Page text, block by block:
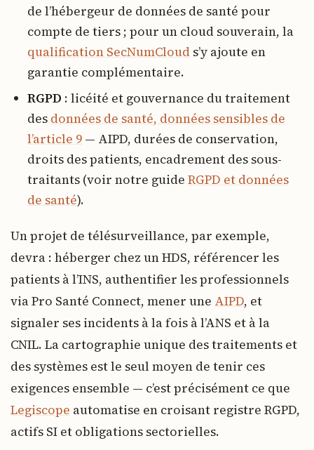
de l’hébergeur de données de santé pour
compte de tiers ; pour un cloud souverain, la
qualification SecNumCloud s’y ajoute en
garantie complémentaire.
RGPD : licéité et gouvernance du traitement
des données de santé, données sensibles de
l’article 9 — AIPD, durées de conservation,
droits des patients, encadrement des sous-
traitants (voir notre guide RGPD et données
de santé).
Un projet de télésurveillance, par exemple,
devra : héberger chez un HDS, référencer les
patients à l’INS, authentifier les professionnels
via Pro Santé Connect, mener une AIPD, et
signaler ses incidents à la fois à l’ANS et à la
CNIL. La cartographie unique des traitements et
des systèmes est le seul moyen de tenir ces
exigences ensemble — c’est précisément ce que
Legiscope automatise en croisant registre RGPD,
actifs SI et obligations sectorielles.